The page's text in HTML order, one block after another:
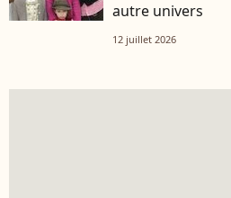
autre univers
12 juillet 2026